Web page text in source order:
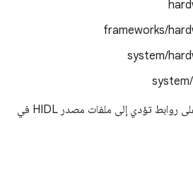
راجِع الأقسام أدناه للاطّلاع على روابط تؤدي إلى ملفات مصدر HIDL في